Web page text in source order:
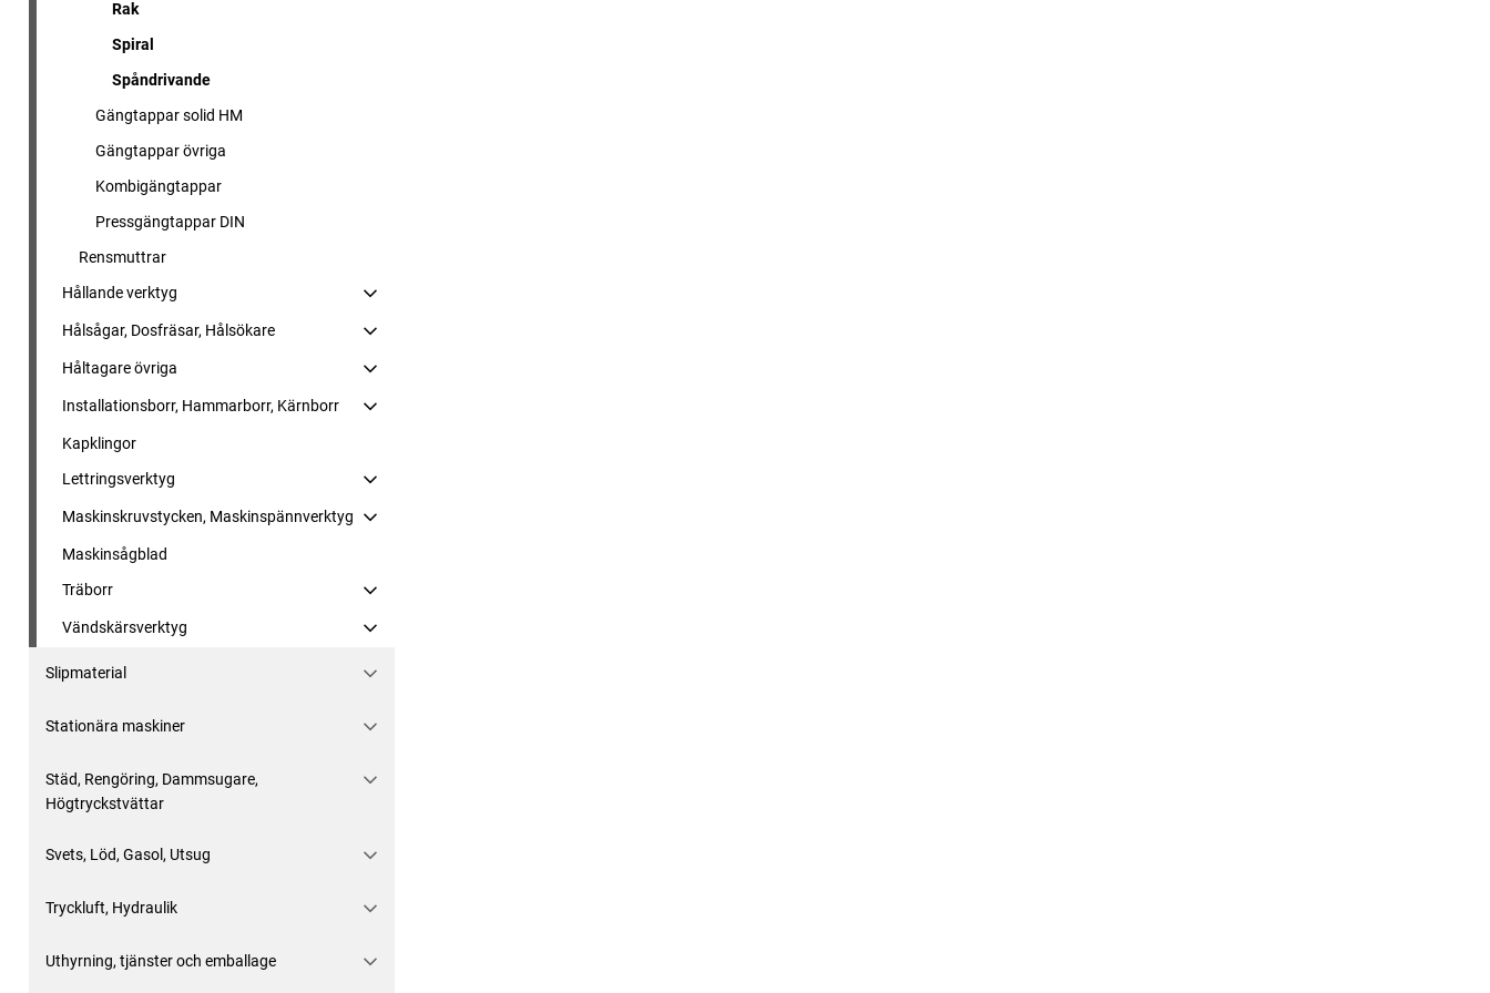
Rak
Spiral
Spåndrivande
Gängtappar solid HM
Gängtappar övriga
Kombigängtappar
Pressgängtappar DIN
Rensmuttrar
Hållande verktyg
Hålsågar, Dosfräsar, Hålsökare
Håltagare övriga
Installationsborr, Hammarborr, Kärnborr
Kapklingor
Lettringsverktyg
Maskinskruvstycken, Maskinspännverktyg
Maskinsågblad
Träborr
Vändskärsverktyg
Slipmaterial
Stationära maskiner
Städ, Rengöring, Dammsugare,
Högtryckstvättar
Svets, Löd, Gasol, Utsug
Tryckluft, Hydraulik
Uthyrning, tjänster och emballage